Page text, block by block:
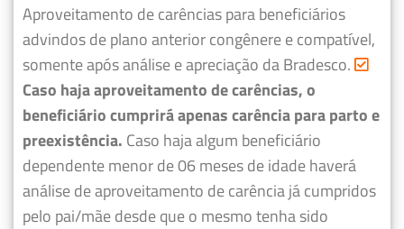
Aproveitamento de carências para beneficiários
advindos de plano anterior congênere e compatível,
somente após análise e apreciação da Bradesco.
Caso haja aproveitamento de carências, o
beneficiário cumprirá apenas carência para parto e
preexistência. Caso haja algum beneficiário
dependente menor de 06 meses de idade haverá
análise de aproveitamento de carência já cumpridos
pelo pai/mãe desde que o mesmo tenha sido